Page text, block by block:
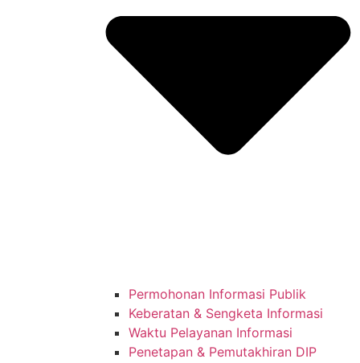
Permohonan Informasi Publik
Keberatan & Sengketa Informasi
Waktu Pelayanan Informasi
Penetapan & Pemutakhiran DIP